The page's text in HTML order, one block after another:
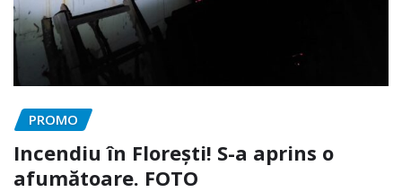
PROMO
Incendiu în Florești! S-a aprins o
afumătoare. FOTO